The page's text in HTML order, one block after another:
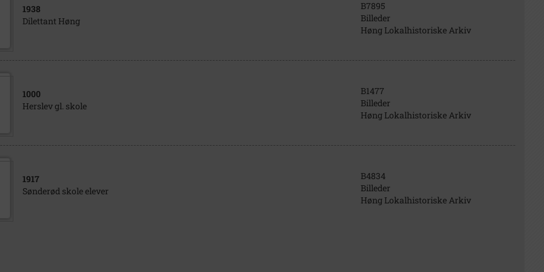
1938
Dilettant Høng
B7895
Billeder
Høng Lokalhistoriske Arkiv
1000
Herslev gl. skole
B1477
Billeder
Høng Lokalhistoriske Arkiv
1917
Sønderød skole elever
B4834
Billeder
Høng Lokalhistoriske Arkiv